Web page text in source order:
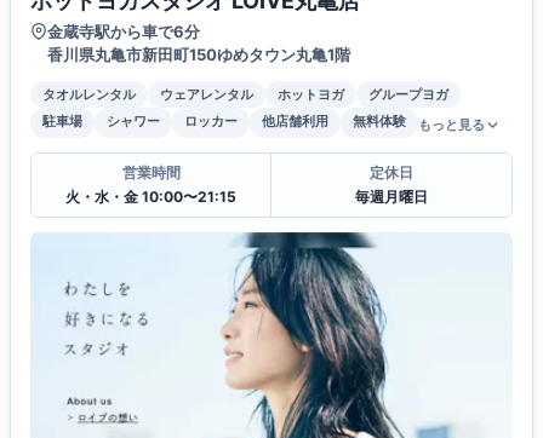
金蔵寺駅から車で6分
香川県丸亀市新田町150ゆめタウン丸亀1階
タオルレンタル ウェアレンタル ホットヨガ
グループヨガ
駐車場
シャワー ロッカー 他店舗利用 無料体験 もっと見る
営業時間
火・水・金 10:00〜21:15
定休日
毎週月曜日